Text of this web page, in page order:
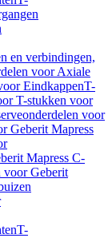
en verbindingen,
voor Axiale
EindkappenT-
T-stukken voor
voor
Geberit Mapress
Mapress C-
voor Geberit
T-